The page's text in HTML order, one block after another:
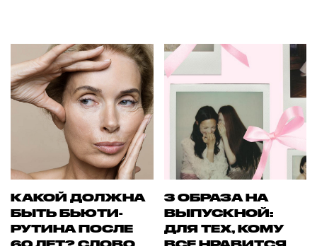
КАКОЙ ДОЛЖНА
БЫТЬ БЬЮТИ-
РУТИНА ПОСЛЕ
3 ОБРАЗА НА
ВЫПУСКНОЙ:
ДЛЯ ТЕХ, КОМУ